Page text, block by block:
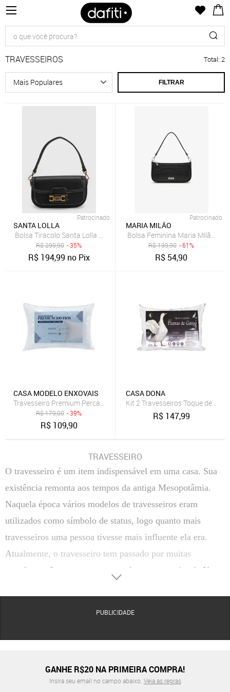
TRAVESSEIROS Total: 2
FILTRAR
Patrocinado
SANTA LOLLA
Bolsa Tiracolo Santa Lolla Alça Dupla Preta
R$299,90 - 35%
R$ 194,99 no Pix
Patrocinado
MARIA MILÃO
Bolsa Feminina Maria Milão
R$139,90 - 61%
R$ 54,90
CASA MODELO ENXOVAIS
Travesseiro Premium Percal 500 Fios Pluma de Ganso Sintética
R$179,00 - 39%
R$ 109,90
CASA DONA
Kit 2 Travesseiros Toque de
R$ 147,99
TRAVESSEIRO
O travesseiro é um item indispensável em uma casa. Sua
existência remonta aos tempos da antiga Mesopotâmia.
Naquela época vários modelos de travesseiros eram
utilizados como símbolo de status, logo quanto mais
travesseiros uma pessoa tivesse mais influente ela era.
Atualmente, o travesseiro tem passado por muitas
transformações, como por exemplo, o travesseiro da Nasa.
curvas naturais do corpo, e retorna à sua forma original
PUBLICIDADE
GANHE R$20 NA PRIMEIRA COMPRA!
Insira seu email no campo abaixo. Veja as regras